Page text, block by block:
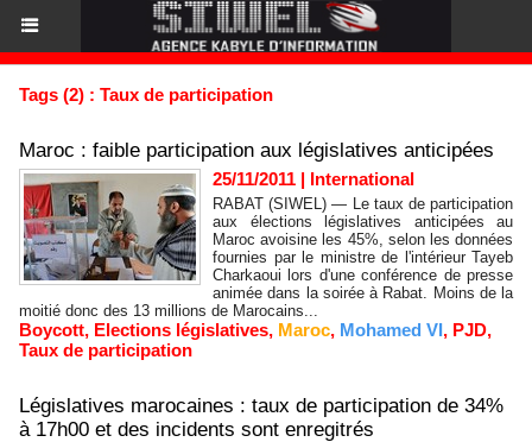
Tags (2) : Taux de participation
Maroc : faible participation aux législatives anticipées
25/11/2011 | International
RABAT (SIWEL) — Le taux de participation
aux élections législatives anticipées au
Maroc avoisine les 45%, selon les données
fournies par le ministre de l'intérieur Tayeb
Charkaoui lors d'une conférence de presse
animée dans la soirée à Rabat. Moins de la
moitié donc des 13 millions de Marocains...
Boycott, Elections législatives, Maroc, Mohamed VI, PJD,
Taux de participation
Législatives marocaines : taux de participation de 34%
à 17h00 et des incidents sont enregitrés